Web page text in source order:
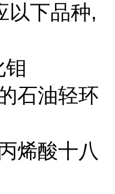
以下品种,
钼
石油轻环
烯酸十八